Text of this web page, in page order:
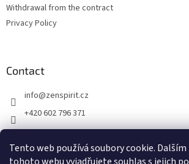
Tento web používá soubory cookie.
Withdrawal from the contract
Privacy Policy
Contact
info@zenspirit.cz
+420 602 796 371